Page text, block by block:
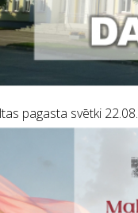
pagasta svētki 22.08.